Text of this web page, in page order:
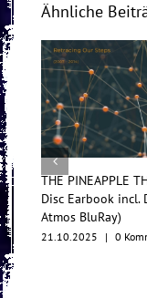
Ähnliche
THE PINEAPPLE THIEF
Disc Earbook incl. Dolby
Atmos BluRay)
21.10.2025 | 0